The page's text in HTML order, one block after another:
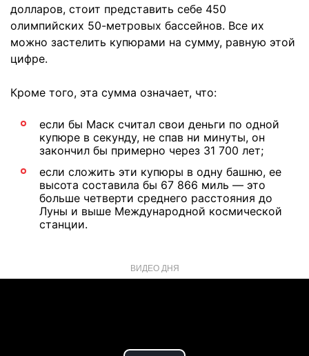
долларов, стоит представить себе 450
олимпийских 50-метровых бассейнов. Все их
можно застелить купюрами на сумму, равную этой
цифре.
Кроме того, эта сумма означает, что:
если бы Маск считал свои деньги по одной
купюре в секунду, не спав ни минуты, он
закончил бы примерно через 31 700 лет;
если сложить эти купюры в одну башню, ее
высота составила бы 67 866 миль — это
больше четверти среднего расстояния до
Луны и выше Международной космической
станции.
ВИДЕО ДНЯ